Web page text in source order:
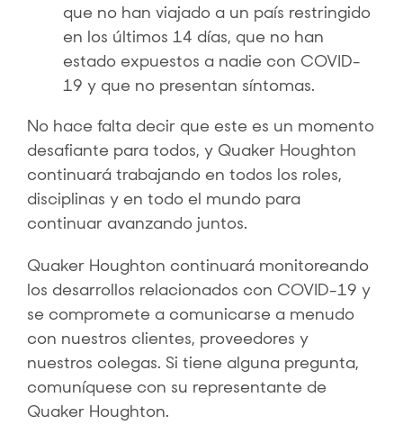
que no han viajado a un país restringido
en los últimos 14 días, que no han
estado expuestos a nadie con COVID-
19 y que no presentan síntomas.
No hace falta decir que este es un momento
desafiante para todos, y Quaker Houghton
continuará trabajando en todos los roles,
disciplinas y en todo el mundo para
continuar avanzando juntos.
Quaker Houghton continuará monitoreando
los desarrollos relacionados con COVID-19 y
se compromete a comunicarse a menudo
con nuestros clientes, proveedores y
nuestros colegas. Si tiene alguna pregunta,
comuníquese con su representante de
Quaker Houghton.